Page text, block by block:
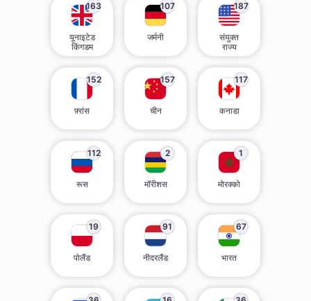
163
यूनाइटेड
किंगडम
107
जर्मनी
187
संयुक्त
राज्य
152
फ़्रांस
157
चीन
117
कनाडा
112
रूस
2
मॉरीशस
1
मोरक्को
19
पोलैंड
91
नीदरलैंड
67
भारत